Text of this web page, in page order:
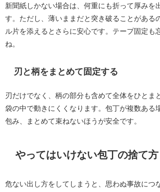
新聞紙しかない場合は、何重にも折って厚みを
す。ただし、薄いままだと突き破ることがある
ル片を添えるとさらに安心です。テープ固定も
ね。
刃と柄をまとめて固定する
刃だけでなく、柄の部分も含めて全体をひとま
袋の中で動きにくくなります。包丁が複数ある
包み、まとめて束ねないほうが安全です。
やってはいけない包丁の捨て方
危ない出し方をしてしまうと、思わぬ事故につ